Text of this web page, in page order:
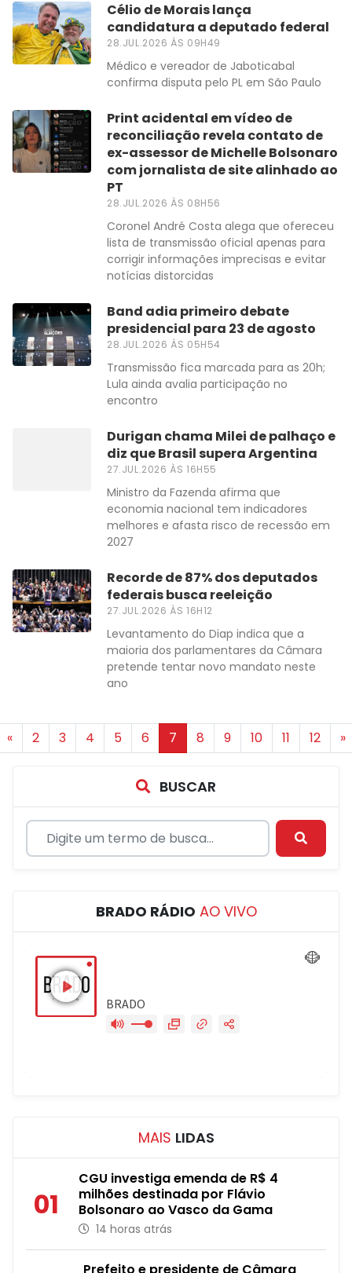
Célio de Morais lança
candidatura a deputado federal
28.JUL.2026 ÀS 09H49
Médico e vereador de Jaboticabal
confirma disputa pelo PL em São Paulo
Print acidental em vídeo de
reconciliação revela contato de
ex-assessor de Michelle Bolsonaro
com jornalista de site alinhado ao
PT
28.JUL.2026 ÀS 08H56
Coronel André Costa alega que ofereceu
lista de transmissão oficial apenas para
corrigir informações imprecisas e evitar
notícias distorcidas
Band adia primeiro debate
presidencial para 23 de agosto
28.JUL.2026 ÀS 05H54
Transmissão fica marcada para as 20h;
Lula ainda avalia participação no
encontro
Durigan chama Milei de palhaço e
diz que Brasil supera Argentina
27.JUL.2026 ÀS 16H55
Ministro da Fazenda afirma que
economia nacional tem indicadores
melhores e afasta risco de recessão em
2027
Recorde de 87% dos deputados
federais busca reeleição
27.JUL.2026 ÀS 16H12
Levantamento do Diap indica que a
maioria dos parlamentares da Câmara
pretende tentar novo mandato neste
ano
« 2 3 4 5 6 7 8 9 10 11 12 »
BUSCAR
BRADO RÁDIO AO VIVO
MAIS LIDAS
01
CGU investiga emenda de R$ 4
milhões destinada por Flávio
Bolsonaro ao Vasco da Gama
14 horas atrás